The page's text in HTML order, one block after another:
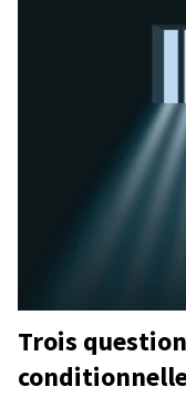
Trois